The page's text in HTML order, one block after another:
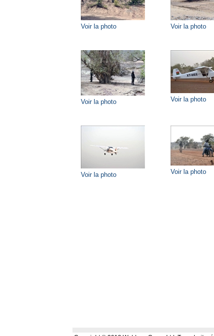
Voir la photo Voir la photo
Voir la photo Voir la photo
Voir la photo Voir la photo